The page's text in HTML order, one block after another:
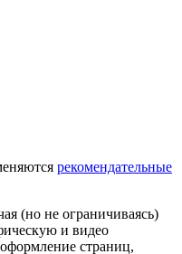
рекомендательные
(но не ограничиваясь)
и видео
страниц,